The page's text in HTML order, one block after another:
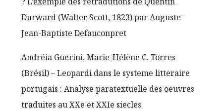
Durward (Walter Scott, 1823) par Auguste-
Jean-Baptiste Defauconpret
Andréia Guerini, Marie-Hélène C. Torres
(Brésil) – Leopardi dans le systeme litteraire
portugais : Analyse paratextuelle des oeuvres
traduites au XXe et XXIe siecles